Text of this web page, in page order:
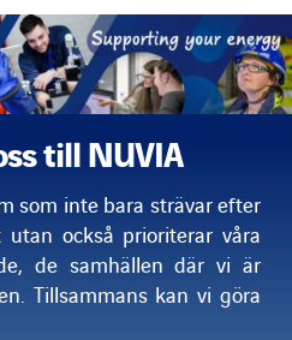
till NUVIA
som inte bara strävar efter
också prioriterar våra
de samhällen där vi är
Tillsammans kan vi göra